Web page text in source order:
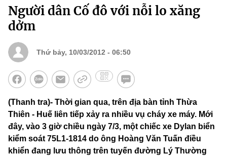
Người dân Cố đô với nỗi lo xăng
dởm
Thứ bảy, 10/03/2012 - 06:50
(Thanh tra)- Thời gian qua, trên địa bàn tỉnh Thừa
Thiên - Huế liên tiếp xảy ra nhiều vụ cháy xe máy. Mới
đây, vào 3 giờ chiều ngày 7/3, một chiếc xe Dylan biển
kiểm soát 75L1-1814 do ông Hoàng Văn Tuấn điều
khiển đang lưu thông trên tuyến đường Lý Thường